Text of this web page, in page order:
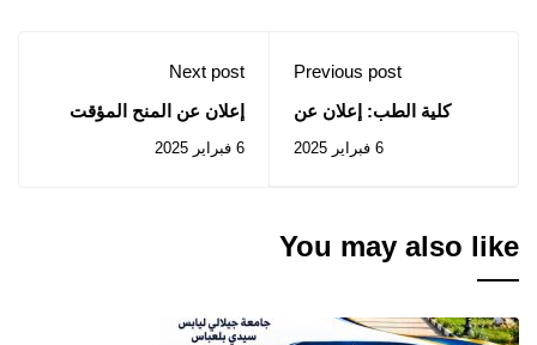
Previous post
كلية الطب: إعلان عن
6 فبراير 2025
Next post
إعلان عن المنح المؤقت
6 فبراير 2025
You may also like